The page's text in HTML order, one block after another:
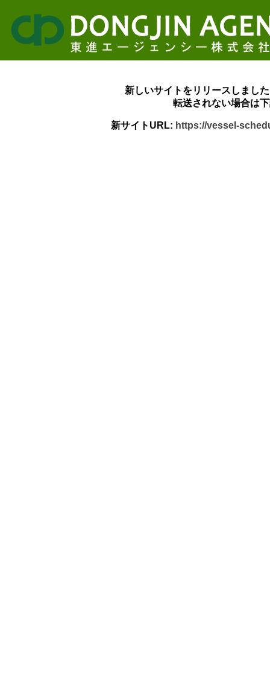
新しいサイトをリリースしまし
転送されない場合は
新サイトURL: https://vessel-